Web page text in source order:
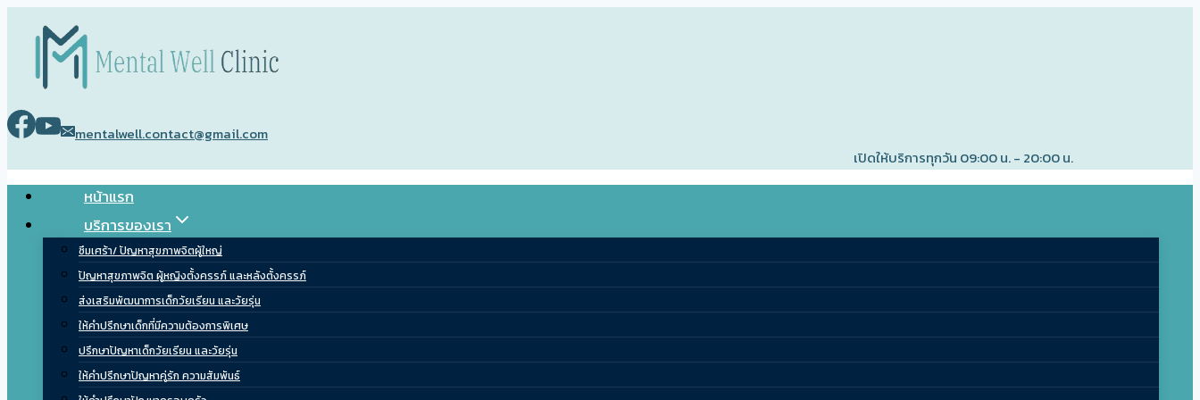
content
mentalwell.contact@gmail.com
เปิดให้บริการทุกวัน 09:00 น. - 20:00 น.
หน้าแรก
บริการของเรา
ซึมเศร้า/ ปัญหาสุขภาพจิตผู้ใหญ่
ปัญหาสุขภาพจิต ผู้หญิงตั้งครรภ์ และหลังตั้งครรภ์
ส่งเสริมพัฒนาการเด็กวัยเรียน และวัยรุ่น
ให้คำปรึกษาเด็กที่มีความต้องการพิเศษ
ปรึกษาปัญหาเด็กวัยเรียน และวัยรุ่น
ให้คำปรึกษาปัญหาคู่รัก ความสัมพันธ์